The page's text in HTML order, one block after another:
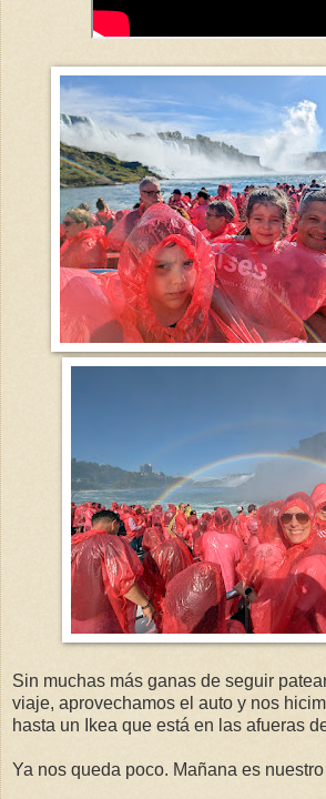
Sin muchas más ganas de seguir
viaje, aprovechamos el auto y nos
hasta un Ikea que está en las afueras
Ya nos queda poco. Mañana es